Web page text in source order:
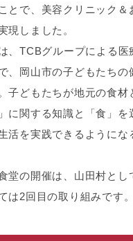
とで、美容クリニック＆
現しました。
、TCBグループによる医
、岡山市の子どもたちの
子どもたちが地元の食材
に関する知識と「食」を
活を実践できるようにな
堂の開催は、山田村と
は2回目の取り組みです。